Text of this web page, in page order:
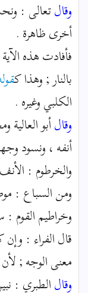
وقالتعالى :
أخرى ظاهرة .
فأفادت هذه
بالنار ; وهذا ك
الكلبي وغيره .
وقالأبو
أنفه ، ونسود
والخرطوم :
ومن السباع :
وخراطيم القوم :
قال الفراء :
معنى الوجه ;
وقالالطبري :